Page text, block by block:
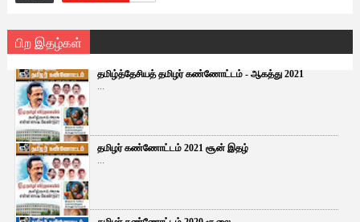
பிற இதழ்கள்
தமிழ்த்தேசியத் தமிழர் கண்ணோட்டம் - ஆகத்து 2021
...
தமிழர் கண்ணோட்டம் 2021 சூன் இதழ்
...